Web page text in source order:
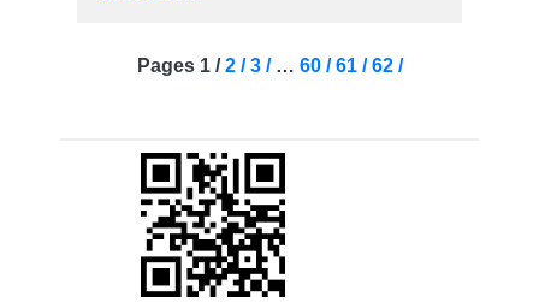
Pages 1 /2 /3 / … 60 /61 /62 /